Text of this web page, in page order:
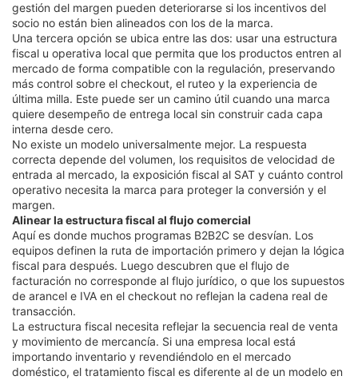
gestión del margen pueden deteriorarse si los incentivos del
socio no están bien alineados con los de la marca.
Una tercera opción se ubica entre las dos: usar una estructura
fiscal u operativa local que permita que los productos entren al
mercado de forma compatible con la regulación, preservando
más control sobre el checkout, el ruteo y la experiencia de
última milla. Este puede ser un camino útil cuando una marca
quiere desempeño de entrega local sin construir cada capa
interna desde cero.
No existe un modelo universalmente mejor. La respuesta
correcta depende del volumen, los requisitos de velocidad de
entrada al mercado, la exposición fiscal al SAT y cuánto control
operativo necesita la marca para proteger la conversión y el
margen.
Alinear la estructura fiscal al flujo comercial
Aquí es donde muchos programas B2B2C se desvían. Los
equipos definen la ruta de importación primero y dejan la lógica
fiscal para después. Luego descubren que el flujo de
facturación no corresponde al flujo jurídico, o que los supuestos
de arancel e IVA en el checkout no reflejan la cadena real de
transacción.
La estructura fiscal necesita reflejar la secuencia real de venta
y movimiento de mercancía. Si una empresa local está
importando inventario y revendiéndolo en el mercado
doméstico, el tratamiento fiscal es diferente al de un modelo en